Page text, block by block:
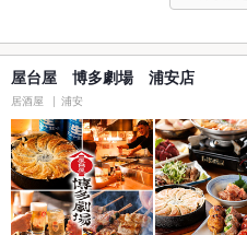
屋台屋 博多劇場 浦安店
居酒屋 浦安